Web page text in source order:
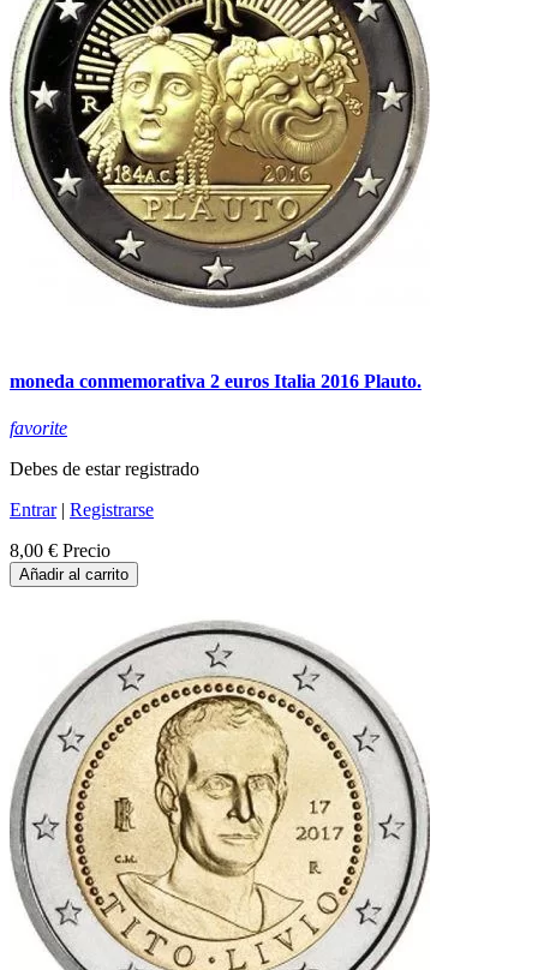
moneda conmemorativa 2 euros Italia 2016 Plauto.
favorite
Debes de estar registrado
Entrar| Registrarse
8,00 € Precio
Añadir al carrito